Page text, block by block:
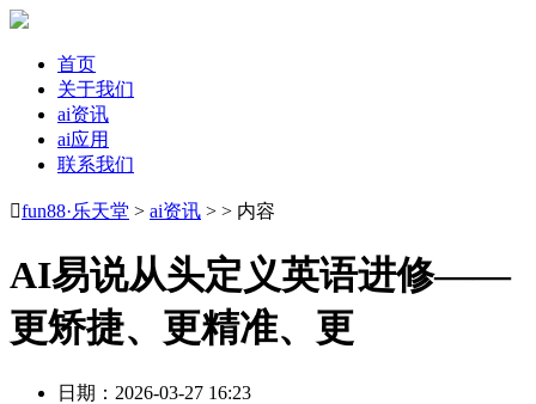
首页
关于我们
ai资讯
ai应用
联系我们
fun88·乐天堂 > ai资讯 > > 内容
AI易说从头定义英语进修——
更矫捷、更精准、更
日期：2026-03-27 16:23